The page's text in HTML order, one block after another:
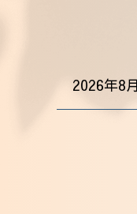
2026年8